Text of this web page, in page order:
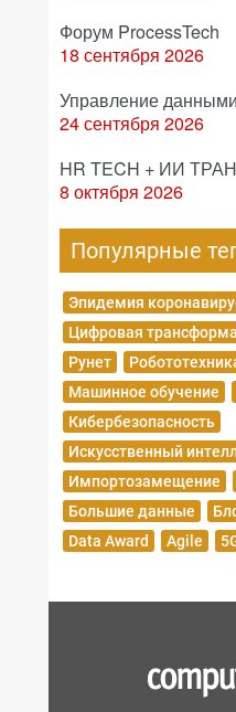
Форум ProcessTech
18 сентября 2026
Управление
24 сентября 2026
HR TECH + ИИ
8 октября 2026
Популярные
Эпидемия
Цифровая
Рунет
Машинное обучение
Кибербезопасность
Искусственный
Импортозамещение
Большие данные
Data Award
Agile